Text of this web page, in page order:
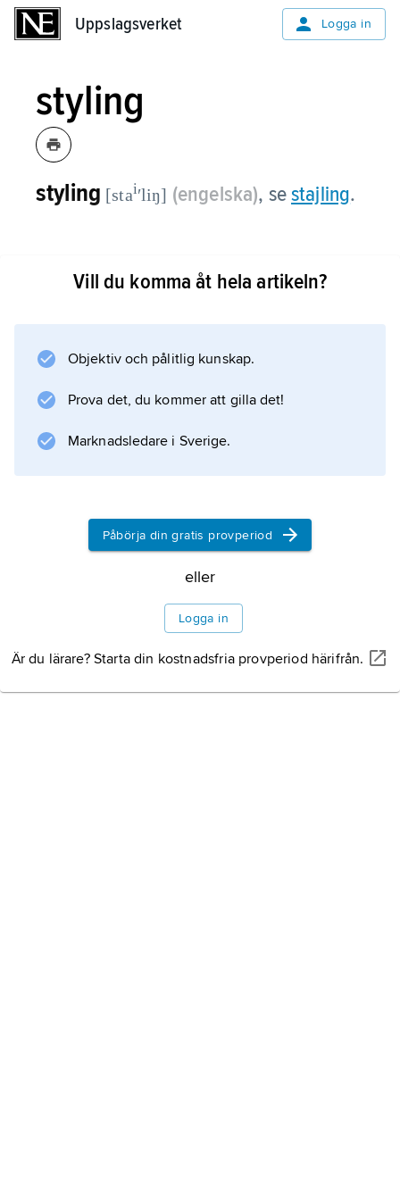
Uppslagsverket Logga in
styling
styling [staiʹliŋ] (engelska), sestajling.
Vill du komma åt hela artikeln?
Objektiv och pålitlig kunskap.
Prova det, du kommer att gilla det!
Marknadsledare i Sverige.
Påbörja din gratis provperiod
eller
Logga in
Är du lärare? Starta din kostnadsfria provperiod härifrån.